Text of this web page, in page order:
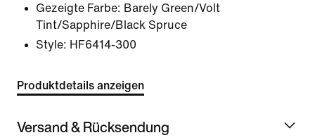
Gezeigte Farbe: Barely Green/Volt
Tint/Sapphire/Black Spruce
Style: HF6414-300
Produktdetails anzeigen
Versand & Rücksendung